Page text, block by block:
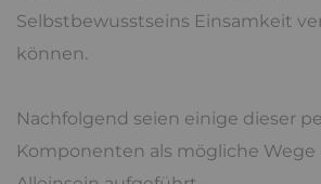
Selbstbewusstseins Einsamkeit
können.
Nachfolgend seien einige dieser
Komponenten als mögliche Wege